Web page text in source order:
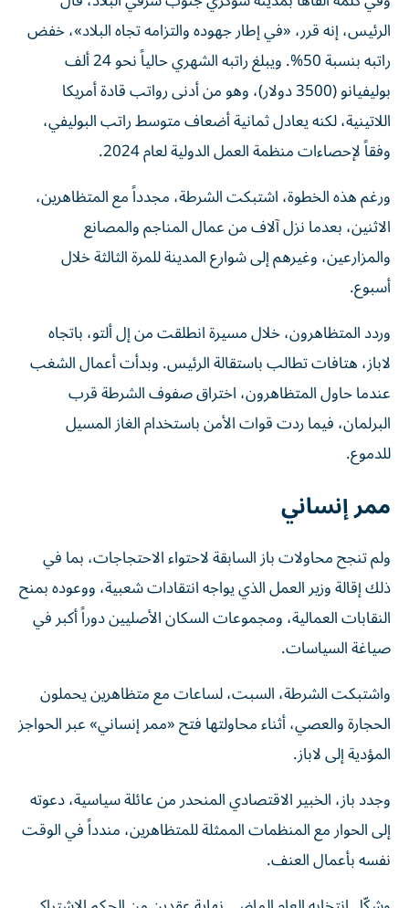
الرئيس، إنه قرر، «في إطار جهوده والتزامه تجاه البلاد»، خفض
راتبه بنسبة 50%.
ويبلغ راتبه الشهري حالياً نحو 24 ألف
بوليفيانو (3500 دولار)، وهو من أدنى رواتب قادة أمريكا
اللاتينية، لكنه يعادل ثمانية أضعاف متوسط راتب البوليفي،
وفقاً لإحصاءات منظمة العمل الدولية لعام 2024.
ورغم هذه الخطوة، اشتبكت الشرطة، مجدداً مع المتظاهرين،
الاثنين، بعدما نزل آلاف من عمال المناجم والمصانع
والمزارعين، وغيرهم إلى شوارع المدينة للمرة الثالثة خلال
أسبوع.
وردد المتظاهرون، خلال مسيرة انطلقت من إل ألتو، باتجاه
لاباز، هتافات تطالب باستقالة الرئيس.وبدأت أعمال الشغب
عندما حاول المتظاهرون، اختراق صفوف الشرطة قرب
البرلمان، فيما ردت قوات الأمن باستخدام الغاز المسيل
للدموع.
ممر إنساني
ولم تنجح محاولات باز السابقة لاحتواء الاحتجاجات، بما في
ذلك إقالة وزير العمل الذي يواجه انتقادات شعبية، ووعوده بمنح
النقابات العمالية، ومجموعات السكان الأصليين دوراً أكبر في
صياغة السياسات.
واشتبكت الشرطة، السبت، لساعات مع متظاهرين يحملون
الحجارة والعصي، أثناء محاولتها فتح «ممر إنساني» عبر الحواجز
المؤدية إلى لاباز.
وجدد باز، الخبير الاقتصادي المنحدر من عائلة سياسية، دعوته
إلى الحوار مع المنظمات الممثلة للمتظاهرين، مندداً في الوقت
نفسه بأعمال العنف.